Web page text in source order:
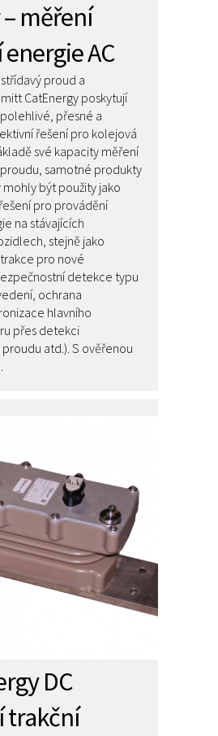
měření
AC
proud a
CatEnergy poskytují
přesné a
řešení pro kolejová
své kapacity měření
samotné produkty
mohly být použity jako
pro provádění
na stávajících
stejně jako
pro nové
detekce typu
ochrana
hlavního
přes detekci
atd.). S ověřenou
DC
trakční